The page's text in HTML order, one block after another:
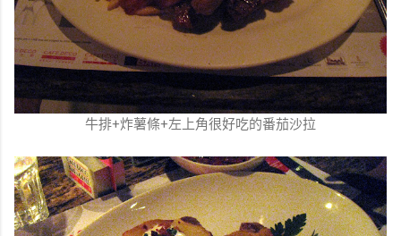
牛排+炸薯條+左上角很好吃的番茄沙拉